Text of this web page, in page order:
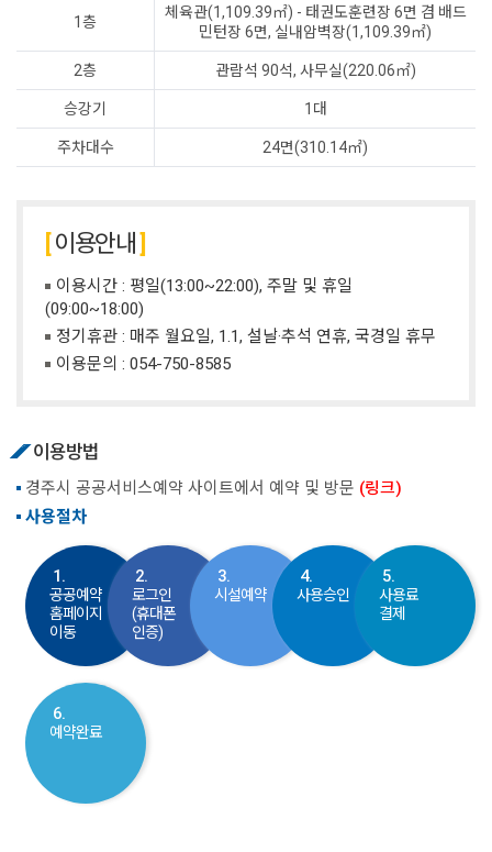
1층
체육관(1,109.39㎡) - 태권도훈련장 6면 겸 배드
민턴장 6면, 실내암벽장(1,109.39㎡)
2층 관람석 90석, 사무실(220.06㎡)
승강기 1대
주차대수 24면(310.14㎡)
이용안내
이용시간 : 평일(13:00~22:00), 주말 및 휴일
(09:00~18:00)
정기휴관 : 매주 월요일, 1.1, 설날·추석 연휴, 국경일 휴무
이용문의 : 054-750-8585
이용방법
경주시 공공서비스예약 사이트에서 예약 및 방문 (링크)
사용절차
1.
공공예약
홈페이지
이동
2.
로그인
(휴대폰
인증)
3.
시설예약
4.
사용승인
5.
사용료
결제
6.
예약완료